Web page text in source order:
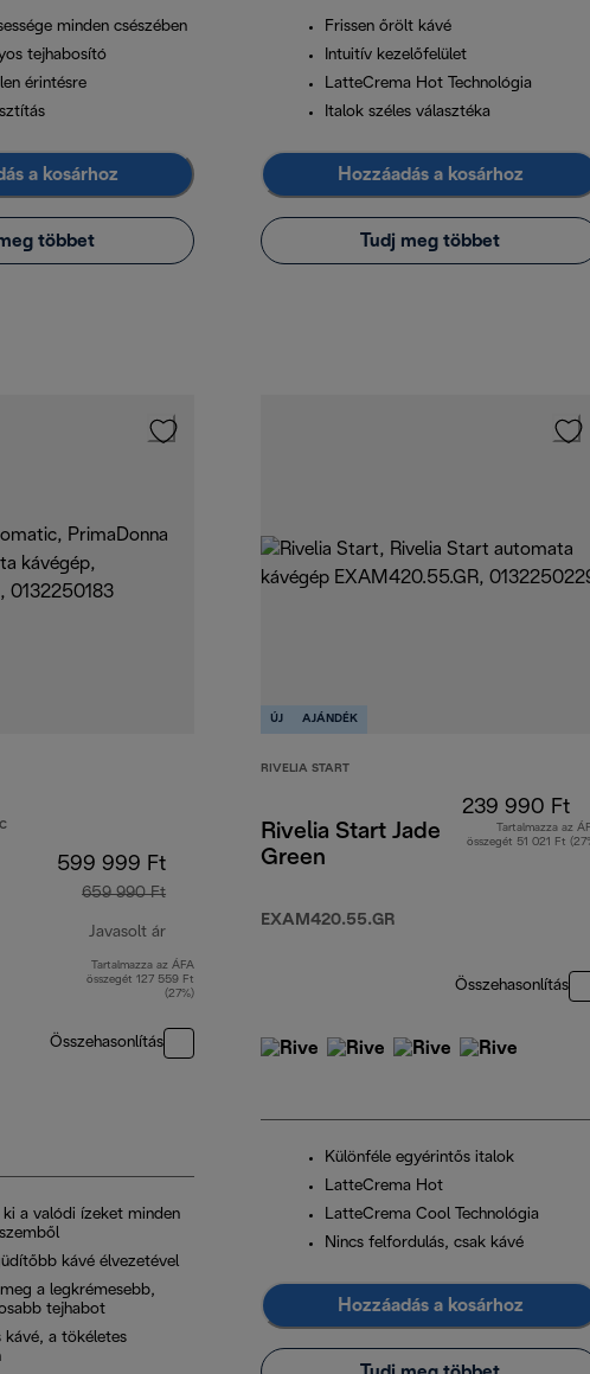
minden csészében
tejhabosító
érintésre
a kosárhoz
meg többet
Frissen őrölt kávé
Intuitív kezelőfelület
LatteCrema Hot Technológia
Italok széles választéka
Hozzáadás a kosárhoz
Tudj meg többet
599 999 Ft
659 990 Ft
Javasolt ár
eredeti ár 659 990 Ft
Tartalmazza az ÁFA
összegét 127 559 Ft
(27%)
Összehasonlítás
a valódi ízeket minden
kávé élvezetével
meg a legkrémesebb,
tejhabot
kávé, a tökéletes
ÚJ AJÁNDÉK
RIVELIA START
Rivelia Start Jade
Green
EXAM420.55.GR
239 990 Ft
Tartalmazza az
összegét 51 021 Ft
Összehasonlítás
Különféle egyérintős italok
LatteCrema Hot
LatteCrema Cool Technológia
Nincs felfordulás, csak kávé
Hozzáadás a kosárhoz